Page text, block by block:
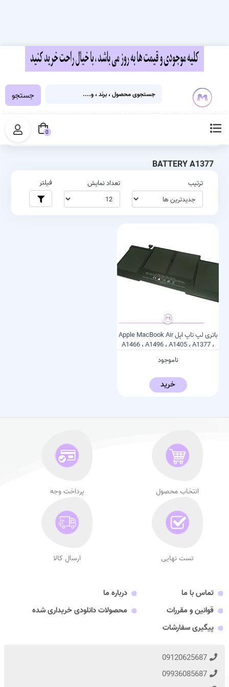
خانه
BATTERY A1377
ترتیب تعداد نمایش فیلتر
باتری لپ تاپ اپل Apple MacBook Air
A1466 ، A1496 ، A1405 ، A1377 ،
ناموجود
خرید
انتخاب محصول پرداخت وجه
تست نهایی ارسال کالا
تماس با ما
درباره ما
قوانین و مقررات
محصولات دانلودی خریداری شده
پیگیری سفارشات
09120625687
09936085687
جستجو
0